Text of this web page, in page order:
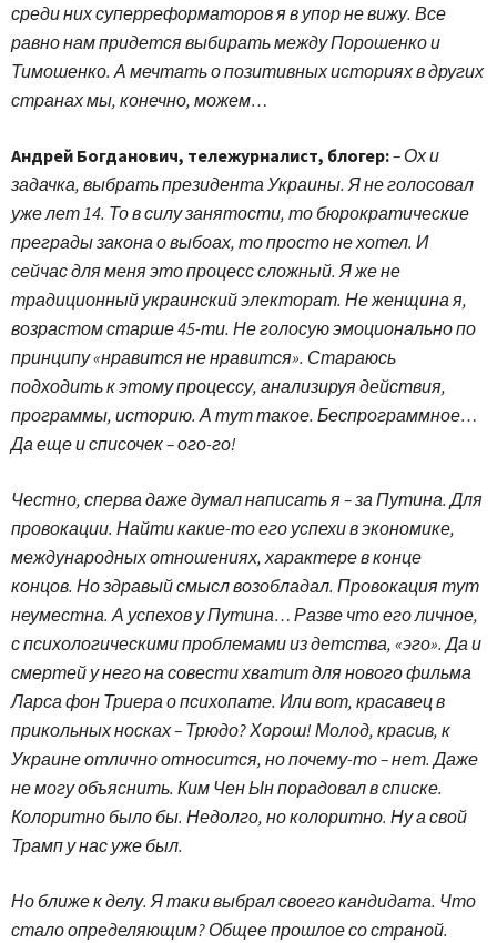
среди них суперреформаторов я в упор не вижу. Все
равно нам придется выбирать между Порошенко и
Тимошенко. А мечтать о позитивных историях в других
странах мы, конечно, можем…
Андрей Богданович, тележурналист, блогер:– Ох и
задачка, выбрать президента Украины. Я не голосовал
уже лет 14. То в силу занятости, то бюрократические
преграды закона о выбоах, то просто не хотел. И
сейчас для меня это процесс сложный. Я же не
традиционный украинский электорат. Не женщина я,
возрастом старше 45-ти. Не голосую эмоционально по
принципу «нравится не нравится». Стараюсь
подходить к этому процессу, анализируя действия,
программы, историю. А тут такое. Беспрограммное…
Да еще и списочек – ого-го!
Честно, сперва даже думал написать я – за Путина. Для
провокации. Найти какие-то его успехи в экономике,
международных отношениях, характере в конце
концов. Но здравый смысл возобладал. Провокация тут
неуместна. А успехов у Путина… Разве что его личное,
с психологическими проблемами из детства, «эго». Да и
смертей у него на совести хватит для нового фильма
Ларса фон Триера о психопате. Или вот, красавец в
прикольных носках – Трюдо? Хорош! Молод, красив, к
Украине отлично относится, но почему-то – нет. Даже
не могу объяснить. Ким Чен Ын порадовал в списке.
Колоритно было бы. Недолго, но колоритно. Ну а свой
Трамп у нас уже был.
Но ближе к делу. Я таки выбрал своего кандидата. Что
стало определяющим? Общее прошлое со страной.